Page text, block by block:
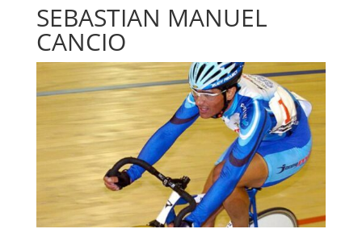
SEBASTIAN MANUEL
CANCIO